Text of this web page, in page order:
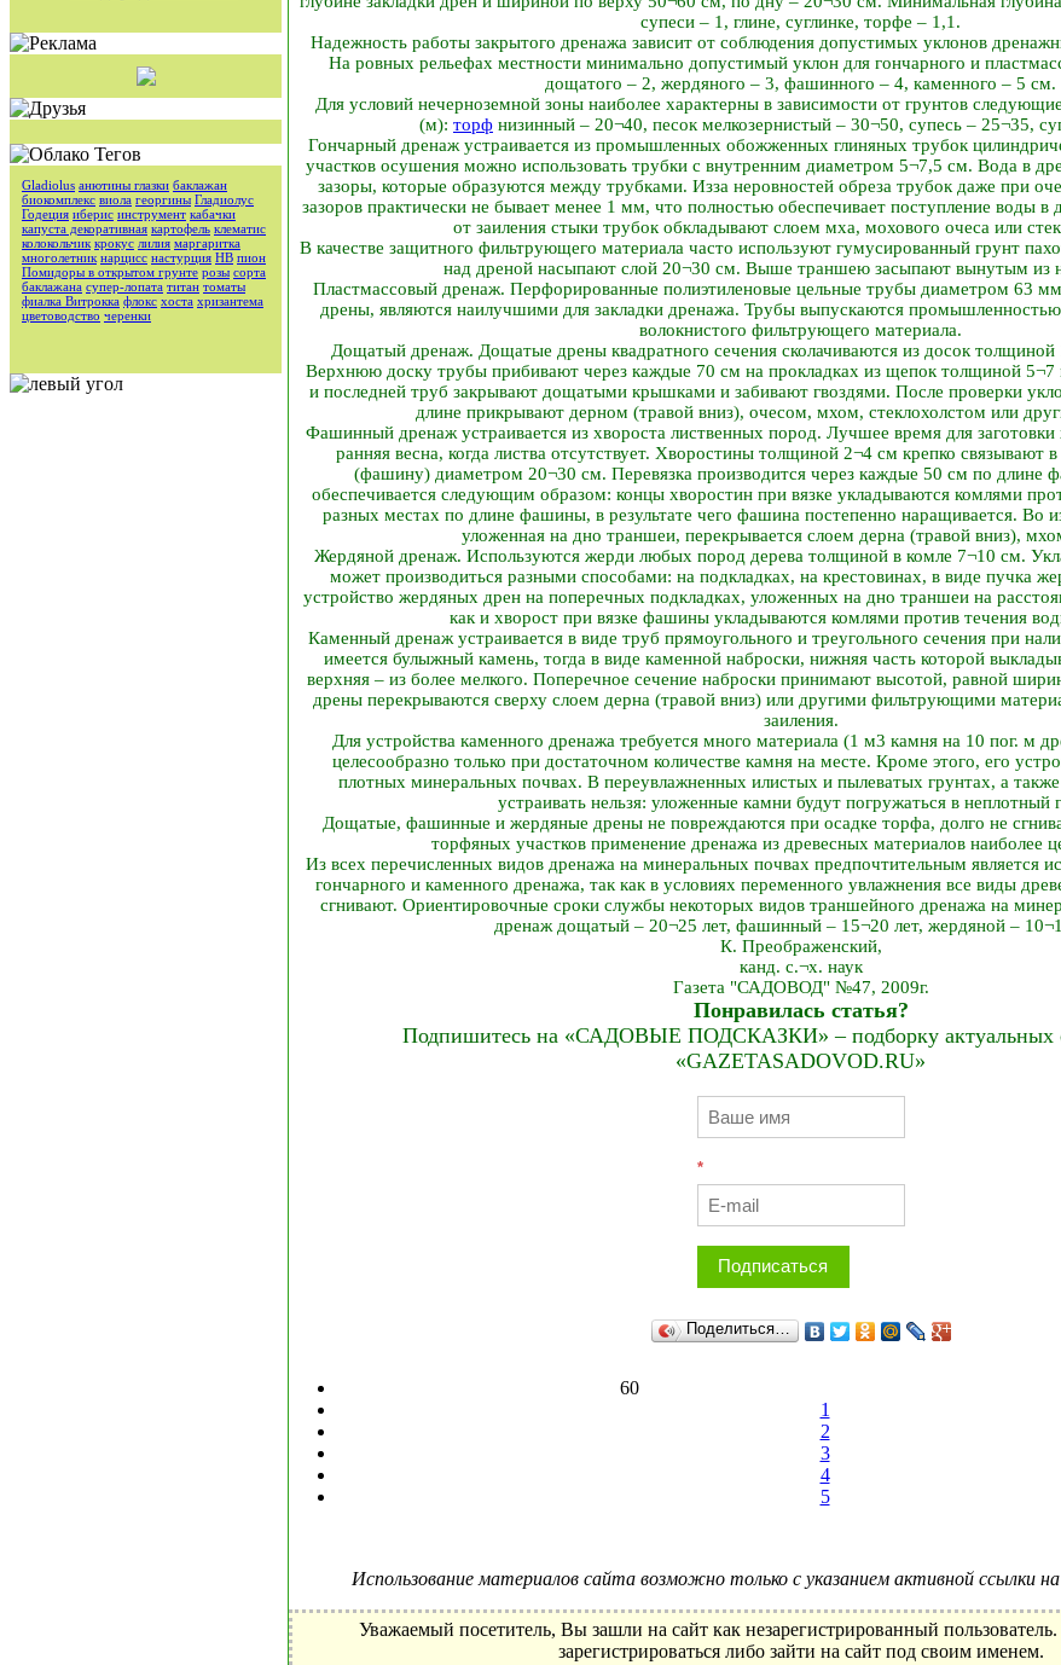
Gladiolus анютины глазки баклажан
биокомплекс виола георгины Гладиолус
Годеция иберис инструмент кабачки
капуста декоративная картофель клематис
колокольчик крокус лилия маргаритка
многолетник нарцисс настурция НВ пион
Помидоры в открытом грунте розы сорта
баклажана супер-лопата титан томаты
фиалка Витрокка флокс хоста хризантема
цветоводство черенки
супеси – 1, глине, суглинке, торфе – 1,1.
Надежность работы закрытого дренажа зависит от соблюдения допустимых уклонов
На ровных рельефах местности минимально допустимый уклон для гончарного и
дощатого – 2, жердяного – 3, фашинного – 4, каменного – 5 см.
Для условий нечерноземной зоны наиболее характерны в зависимости от грунтов
(м): торф низинный – 20¬40, песок мелкозернистый – 30¬50, супесь – 25¬35,
Гончарный дренаж устраивается из промышленных обожженных глиняных трубок
участков осушения можно использовать трубки с внутренним диаметром 5¬7,5 см. Вода в
зазоры, которые образуются между трубками. Из­за неровностей обреза трубок даже при
зазоров практически не бывает менее 1 мм, что полностью обеспечивает поступление воды
от заиления стыки трубок обкладывают слоем мха, мохового очеса или
В качестве защитного фильтрующего материала часто используют гумусированный грунт
над дреной насыпают слой 20¬30 см. Выше траншею засыпают вынутым из
Пластмассовый дренаж. Перфорированные полиэтиленовые цельные трубы диаметром 63
дрены, являются наилучшими для закладки дренажа. Трубы выпускаются
волокнистого фильтрующего материала.
Дощатый дренаж. Дощатые дрены квадратного сечения сколачиваются из досок
Верхнюю доску трубы прибивают через каждые 70 см на прокладках из щепок толщиной
и последней труб закрывают дощатыми крышками и забивают гвоздями. После проверки
длине прикрывают дерном (травой вниз), очесом, мхом, стеклохолстом или
Фашинный дренаж устраивается из хвороста лиственных пород. Лучшее время для заготовки
ранняя весна, когда листва отсутствует. Хворостины толщиной 2¬4 см крепко связывают
(фашину) диаметром 20¬30 см. Перевязка производится через каждые 50 см по длине
обеспечивается следующим образом: концы хворостин при вязке укладываются комлями
разных местах по длине фашины, в результате чего фашина постепенно наращивается. Во
уложенная на дно траншеи, перекрывается слоем дерна (травой вниз),
Жердяной дренаж. Используются жерди любых пород дерева толщиной в комле 7¬10 см.
может производиться разными способами: на подкладках, на крестовинах, в виде пучка
устройство жердяных дрен на поперечных подкладках, уложенных на дно траншеи на
как и хворост при вязке фашины укладываются комлями против течения
Каменный дренаж устраивается в виде труб прямоугольного и треугольного сечения при
имеется булыжный камень, тогда в виде каменной наброски, нижняя часть которой
верхняя – из более мелкого. Поперечное сечение наброски принимают высотой, равной
дрены перекрываются сверху слоем дерна (травой вниз) или другими фильтрующими
заиления.
Для устройства каменного дренажа требуется много материала (1 м3 камня на 10 пог. м
целесообразно только при достаточном количестве камня на месте. Кроме этого, его
плотных минеральных почвах. В переувлажненных илистых и пылеватых грунтах, а
устраивать нельзя: уложенные камни будут погружаться в неплотный
Дощатые, фашинные и жердяные дрены не повреждаются при осадке торфа, долго не
торфяных участков применение дренажа из древесных материалов наиболее
Из всех перечисленных видов дренажа на минеральных почвах предпочтительным является
гончарного и каменного дренажа, так как в условиях переменного увлажнения все виды
сгнивают. Ориентировочные сроки службы некоторых видов траншейного дренажа на
дренаж дощатый – 20¬25 лет, фашинный – 15¬20 лет, жердяной –
К. Преображенский,
канд. с.¬х. наук
Газета "САДОВОД" №47, 2009г.
Понравилась статья?
Подпишитесь на «САДОВЫЕ ПОДСКАЗКИ» – подборку актуальных
«GAZETASADOVOD.RU»
*
Подписаться
Поделиться…
60
1
2
3
4
5
Использование материалов сайта возможно только с указанием активной ссылки
Уважаемый посетитель, Вы зашли на сайт как незарегистрированный
зарегистрироваться либо зайти на сайт под своим именем.